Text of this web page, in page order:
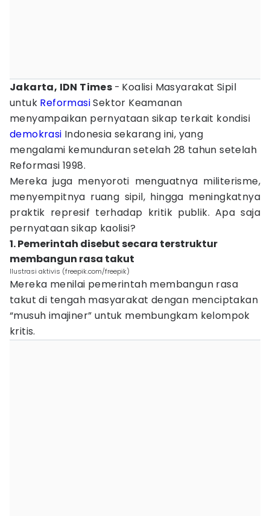
Jakarta, IDN Times - Koalisi Masyarakat Sipil
untuk ReformasiSektor Keamanan
menyampaikan pernyataan sikap terkait kondisi
demokrasi Indonesia sekarang ini, yang
mengalami kemunduran setelah 28 tahun setelah
Reformasi 1998.
Mereka juga menyoroti menguatnya militerisme,
menyempitnya ruang sipil, hingga meningkatnya
praktik represif terhadap kritik publik. Apa saja
pernyataan sikap kaolisi?
1. Pemerintah disebut secara terstruktur
membangun rasa takut
Ilustrasi aktivis (freepik.com/freepik)
Mereka menilai pemerintah membangun rasa
takut di tengah masyarakat dengan menciptakan
“musuh imajiner” untuk membungkam kelompok
kritis.